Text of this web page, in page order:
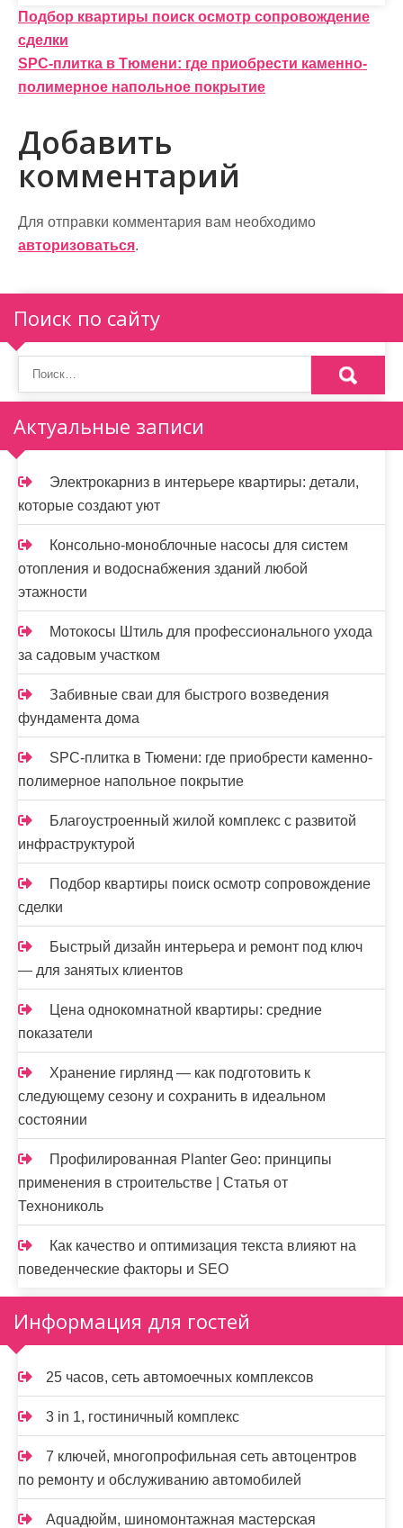
Н
а
в
и
г
а
ц
и
я
п
о
з
а
п
и
с
я
м
Подбор квартиры поиск осмотр сопровождение
сделки
SPC-плитка в Тюмени: где приобрести каменно-
полимерное напольное покрытие
Добавить
комментарий
Для отправки комментария вам необходимо
авторизоваться.
Поиск по сайту
Актуальные записи
Электрокарниз в интерьере квартиры: детали,
которые создают уют
Консольно-моноблочные насосы для систем
отопления и водоснабжения зданий любой
этажности
Мотокосы Штиль для профессионального ухода
за садовым участком
Забивные сваи для быстрого возведения
фундамента дома
SPC-плитка в Тюмени: где приобрести каменно-
полимерное напольное покрытие
Благоустроенный жилой комплекс с развитой
инфраструктурой
Подбор квартиры поиск осмотр сопровождение
сделки
Быстрый дизайн интерьера и ремонт под ключ
— для занятых клиентов
Цена однокомнатной квартиры: средние
показатели
Хранение гирлянд — как подготовить к
следующему сезону и сохранить в идеальном
состоянии
Профилированная Planter Geo: принципы
применения в строительстве | Статья от
Технониколь
Как качество и оптимизация текста влияют на
поведенческие факторы и SEO
Информация для гостей
25 часов, сеть автомоечных комплексов
3 in 1, гостиничный комплекс
7 ключей, многопрофильная сеть автоцентров
по ремонту и обслуживанию автомобилей
Aquaдюйм, шиномонтажная мастерская